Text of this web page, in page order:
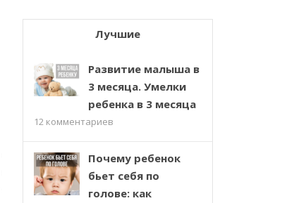
Лучшие
Развитие малыша в
3 месяца. Умелки
ребенка в 3 месяца
12 комментариев
Почему ребенок
бьет себя по
голове: как